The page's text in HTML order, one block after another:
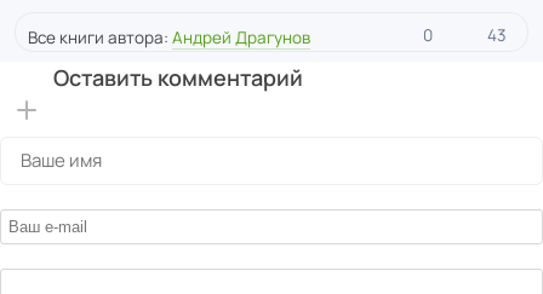
Все книги автора: Андрей Драгунов 0 43
Оставить комментарий